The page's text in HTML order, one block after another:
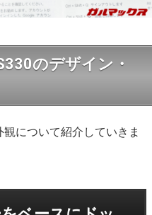
のデザイン・
について紹介していきま